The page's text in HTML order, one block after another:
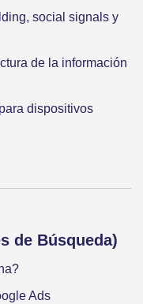
social signals y
de la información
dispositivos
de Búsqueda)
Ads